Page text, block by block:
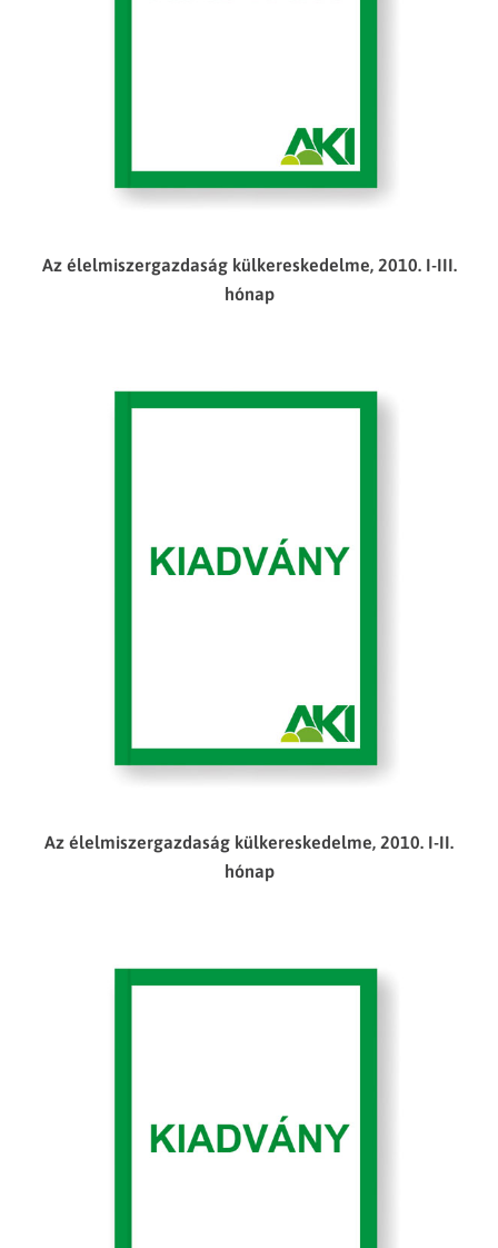
Az élelmiszergazdaság külkereskedelme, 2010. I-III.
hónap
Az élelmiszergazdaság külkereskedelme, 2010. I-II.
hónap